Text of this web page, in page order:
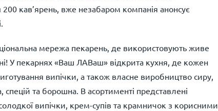
кав’ярень, вже незабаром компанія анонсує
мережа пекарень, де використовують живе
У пекарнях «Ваш ЛАВаш» відкрита кухня, де кожен
випічки, а також власне виробництво сиру,
спецій та борошна. В асортименті представлені
випічки, крем-супів та крамничок з корисними